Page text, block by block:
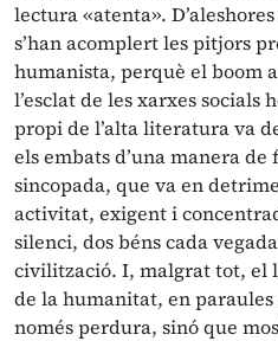
lectura «atenta».
s’han acomplert les pitjors
humanista, perquè el boom
l’esclat de les xarxes
propi de l’alta literatura va
els embats d’una manera
sincopada, que va en
activitat, exigent i
silenci, dos béns cada
civilització. I, malgrat tot, el
de la humanitat, en paraules
només perdura, sinó que